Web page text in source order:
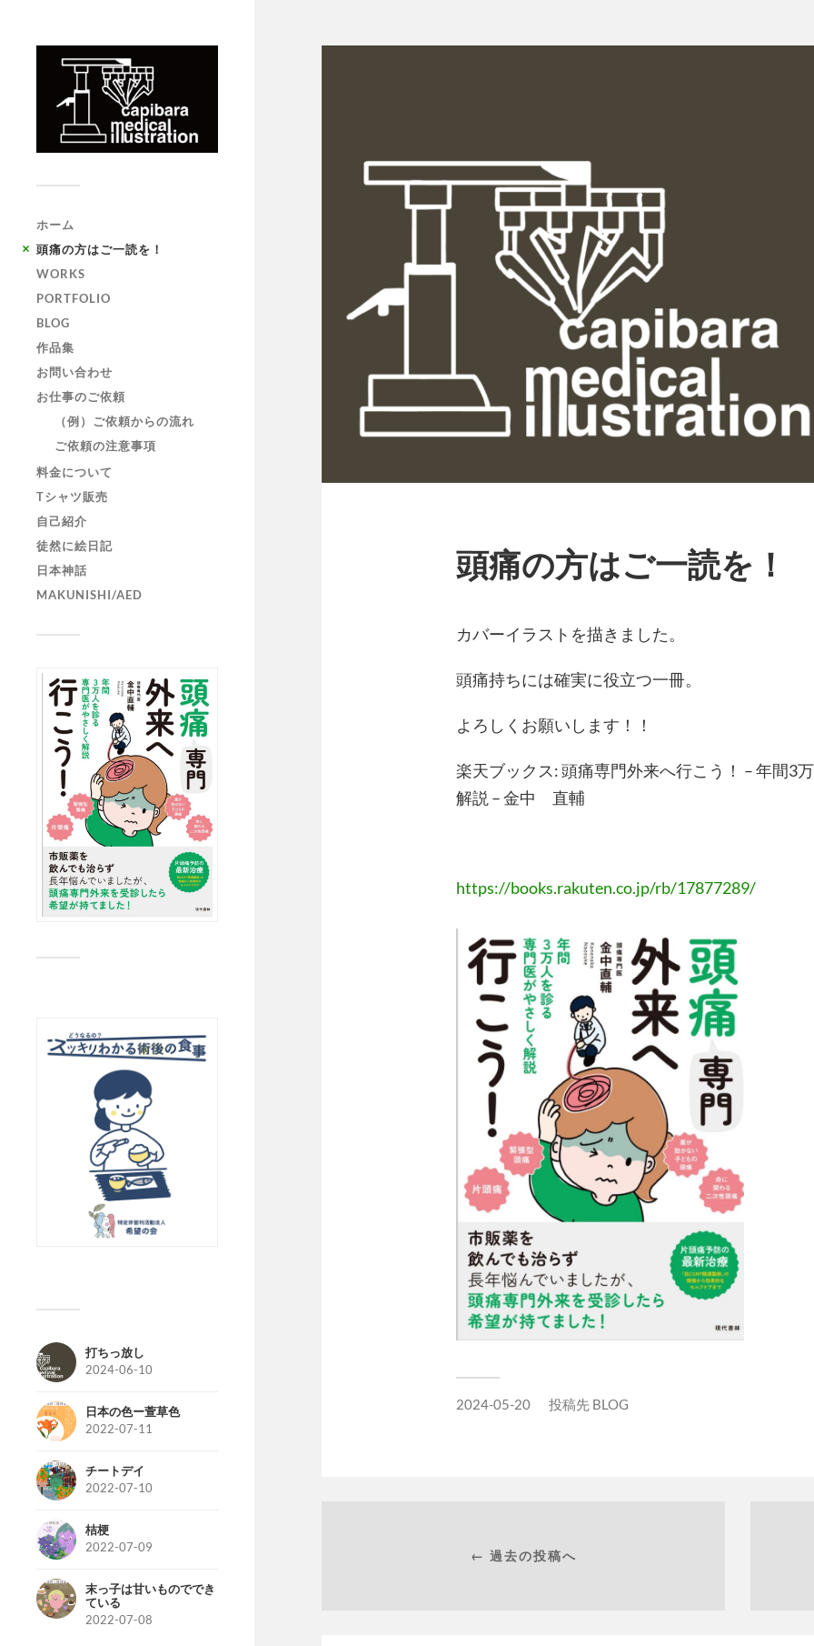
ホーム
頭痛の方はご一読を！
WORKS
PORTFOLIO
BLOG
作品集
お問い合わせ
お仕事のご依頼
（例）ご依頼からの流れ
ご依頼の注意事項
料金について
Tシャツ販売
自己紹介
徒然に絵日記
日本神話
MAKUNISHI/AED
打ちっ放し
2024-06-10
日本の色ー萱草色
2022-07-11
チートデイ
2022-07-10
桔梗
2022-07-09
末っ子は甘いものででき
ている
2022-07-08
頭痛の方はご一読を！
カバーイラストを描きました。
頭痛持ちには確実に役立つ一冊。
よろしくお願いします！！
楽天ブックス: 頭痛専門外来へ行こう！ – 年間3
解説 – 金中 直輔
https://books.rakuten.co.jp/rb/17877289/
2024-05-20 投稿先 BLOG
← 過去の投稿へ